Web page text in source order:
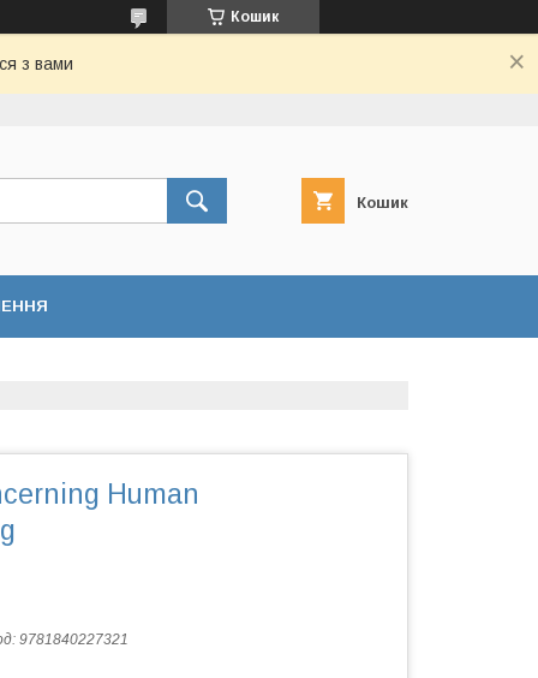
Кошик
з вами
Кошик
Human
9781840227321